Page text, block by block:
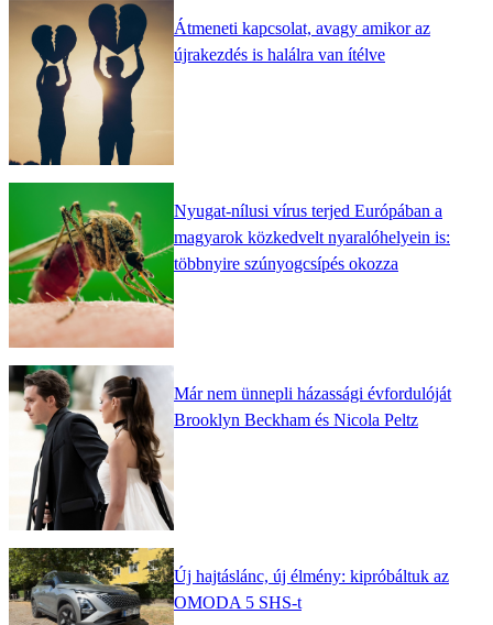
Átmeneti kapcsolat, avagy amikor az
újrakezdés is halálra van ítélve
Nyugat-nílusi vírus terjed Európában a
magyarok közkedvelt nyaralóhelyein is:
többnyire szúnyogcsípés okozza
Már nem ünnepli házassági évfordulóját
Brooklyn Beckham és Nicola Peltz
Új hajtáslánc, új élmény: kipróbáltuk az
OMODA 5 SHS-t